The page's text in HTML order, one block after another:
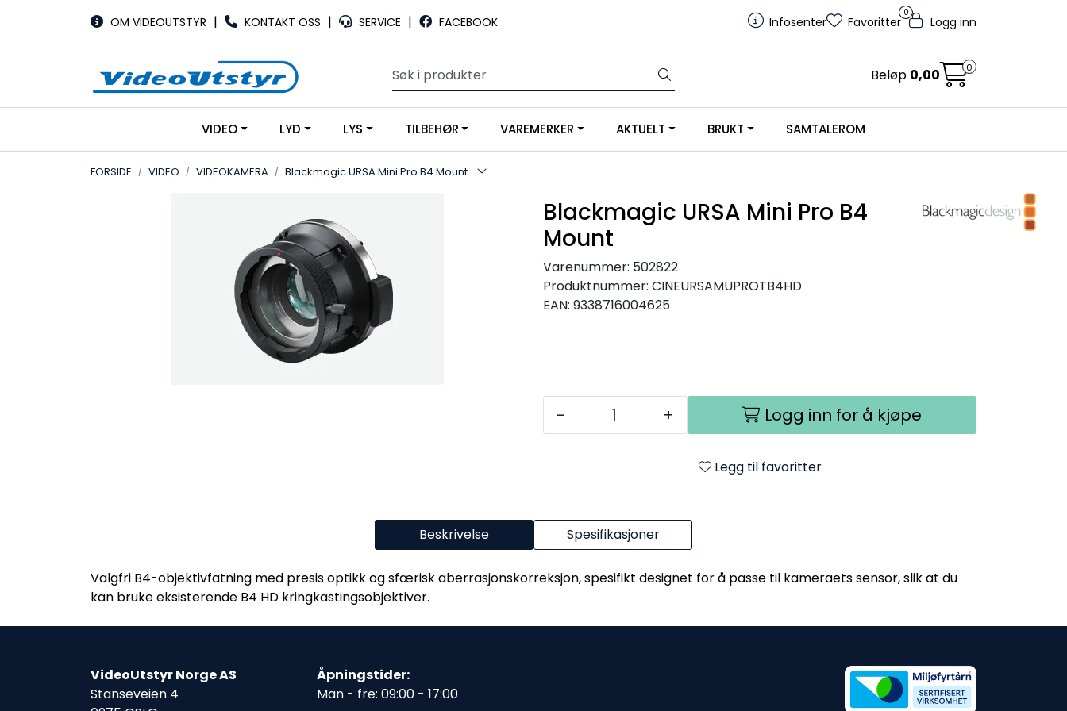
OM VIDEOUTSTYR | KONTAKT OSS | SERVICE | FACEBOOK Infosenter
0
Favoritter Logg inn
Beløp 0,00 0
VIDEO LYD LYS TILBEHØR VAREMERKER AKTUELT BRUKT SAMTALEROM
FORSIDE VIDEO VIDEOKAMERA Blackmagic URSA Mini Pro B4 Mount
Blackmagic URSA Mini Pro B4
Mount
Varenummer: 502822
Produktnummer: CINEURSAMUPROTB4HD
EAN: 9338716004625
- + Logg inn for å kjøpe
Legg til favoritter
Beskrivelse Spesifikasjoner
Valgfri B4-objektivfatning med presis optikk og sfærisk aberrasjonskorreksjon, spesifikt designet for å passe til kameraets sensor, slik at du
kan bruke eksisterende B4 HD kringkastingsobjektiver.
VideoUtstyr Norge AS
Stanseveien 4
Åpningstider:
Man - fre: 09:00 - 17:00